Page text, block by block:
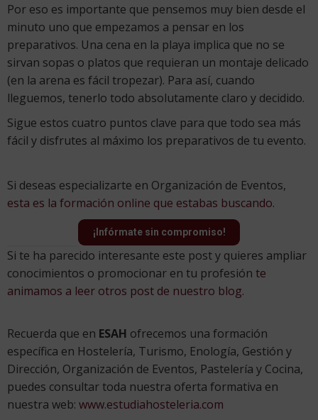
Por eso es importante que pensemos muy bien desde el
minuto uno que empezamos a pensar en los
preparativos. Una cena en la playa implica que no se
sirvan sopas o platos que requieran un montaje delicado
(en la arena es fácil tropezar). Para así, cuando
lleguemos, tenerlo todo absolutamente claro y decidido.
Sigue estos cuatro puntos clave para que todo sea más
fácil y disfrutes al máximo los preparativos de tu evento.
Si deseas especializarte en Organización de Eventos,
esta es la formación online que estabas buscando.
¡Infórmate sin compromiso!
Si te ha parecido interesante este post y quieres ampliar
conocimientos o promocionar en tu profesión te
animamos a leer otros post de nuestro blog.
Recuerda que en ESAH ofrecemos una formación
específica en Hostelería, Turismo, Enología, Gestión y
Dirección, Organización de Eventos, Pastelería y Cocina,
puedes consultar toda nuestra oferta formativa en
nuestra web: www.estudiahosteleria.com